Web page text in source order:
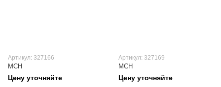
Артикул: 327166
MCH
Цену уточняйте
Артикул: 327169
MCH
Цену уточняйте